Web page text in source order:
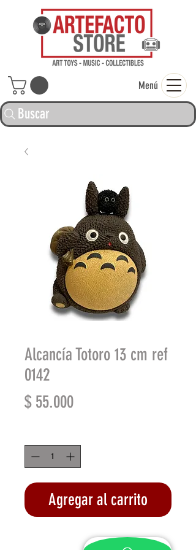
Buscar
Menú
Alcancía Totoro 13 cm ref
0142
$ 55.000Precio
Agregar al carrito
Realizar compra